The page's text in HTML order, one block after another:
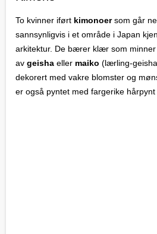
To kvinner iført kimonoersom går
sannsynligvis i et område i Japan
arkitektur. De bærer klær som
av geisha eller maiko (lærling-
dekorert med vakre blomster og
er også pyntet med fargerike hårpynt